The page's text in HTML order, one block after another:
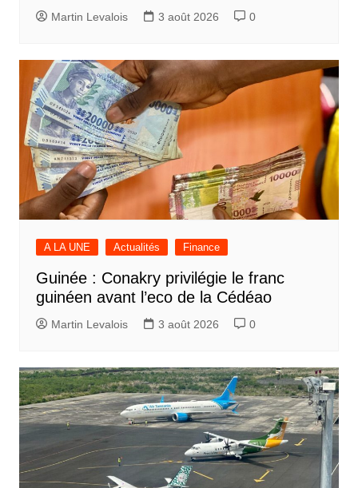
Martin Levalois 3 août 2026 0
A LA UNE Actualités Finance
Guinée : Conakry privilégie le franc
guinéen avant l’eco de la Cédéao
Martin Levalois 3 août 2026 0